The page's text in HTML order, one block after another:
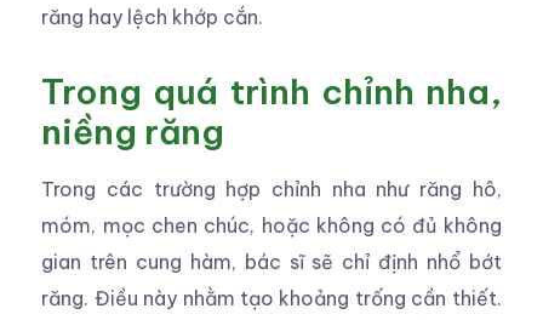
răng hay lệch khớp cắn.
Trong quá trình chỉnh nha,
niềng răng
Trong các trường hợp chỉnh nha như răng hô,
móm, mọc chen chúc, hoặc không có đủ không
gian trên cung hàm, bác sĩ sẽ chỉ định nhổ bớt
răng. Điều này nhằm tạo khoảng trống cần thiết.